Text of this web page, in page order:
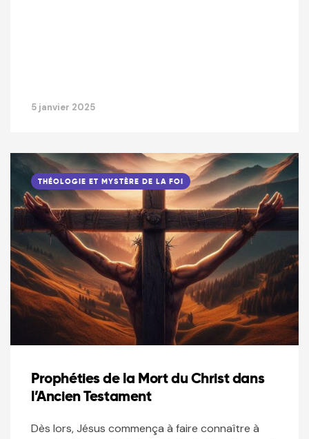
5 janvier 2025
THÉOLOGIE ET MYSTÈRE DE LA FOI
Prophéties de la Mort du Christ dans
l’Ancien Testament
Dès lors, Jésus commença à faire connaître à